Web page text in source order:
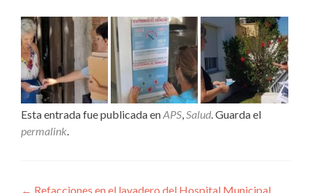
Esta entrada fue publicada enAPS,Salud. Guarda el
permalink.
← Refacciones en el lavadero del Hospital Municipal